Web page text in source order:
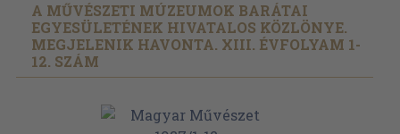
A MŰVÉSZETI MÚZEUMOK BARÁTAI
EGYESÜLETÉNEK HIVATALOS KÖZLÖNYE.
MEGJELENIK HAVONTA. XIII. ÉVFOLYAM 1-
12. SZÁM